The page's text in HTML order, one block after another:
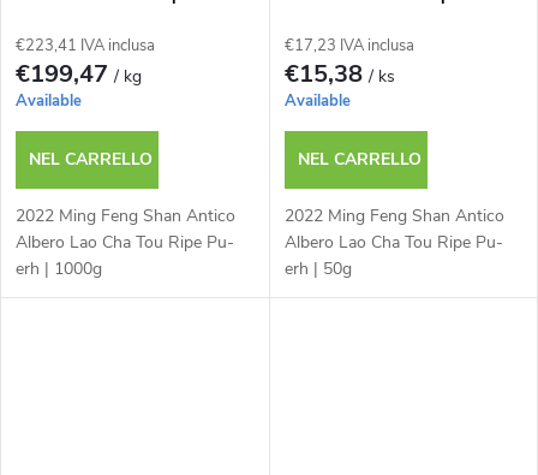
€223,41 IVA inclusa
€199,47/ kg
Available
NEL CARRELLO
2022 Ming Feng Shan Antico
Albero Lao Cha Tou Ripe Pu-
erh | 1000g
€17,23 IVA inclusa
€15,38/ ks
Available
NEL CARRELLO
2022 Ming Feng Shan Antico
Albero Lao Cha Tou Ripe Pu-
erh | 50g